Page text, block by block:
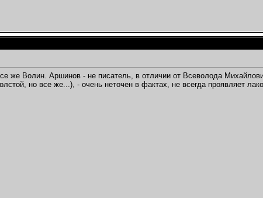
же Волин. Аршинов - не писатель, в отличии от Всеволода
но все же...), - очень неточен в фактах, не всегда проявляет